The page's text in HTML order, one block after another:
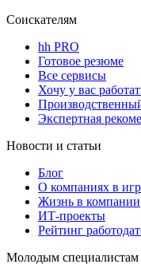
Соискателям
hh PRO
Готовое резюме
Все сервисы
Хочу у вас
Экспертная
Новости и статьи
Блог
О компаниях в
Жизнь в компании
ИТ-проекты
Рейтинг
Молодым специалистам